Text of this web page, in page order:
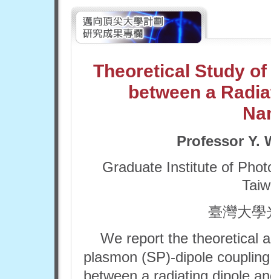
Theoretical Study
between a
Professor Y.
Graduate Institute of
臺灣大學
We report the theoretical
plasmon (SP)-dipole
between a radiating dipole